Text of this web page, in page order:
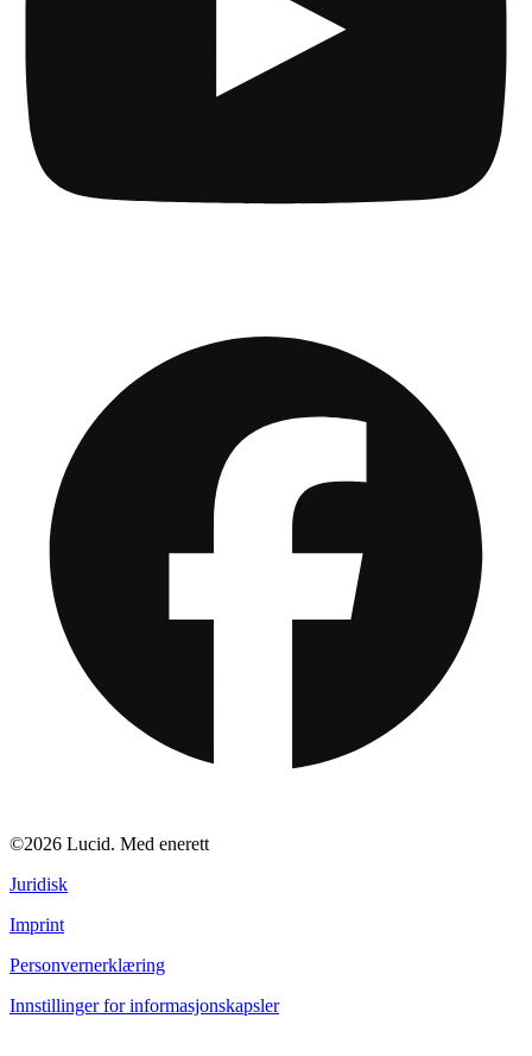
©2026 Lucid. Med enerett
Juridisk
Imprint
Personvernerklæring
Innstillinger for informasjonskapsler